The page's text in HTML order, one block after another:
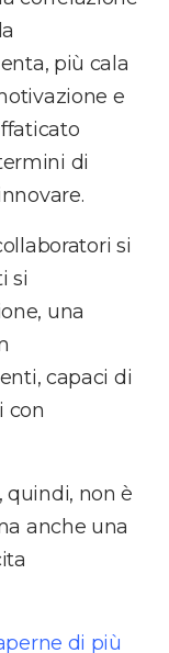
più cala
e
di
si
si
una
capaci di
con
quindi, non è
anche una
di più